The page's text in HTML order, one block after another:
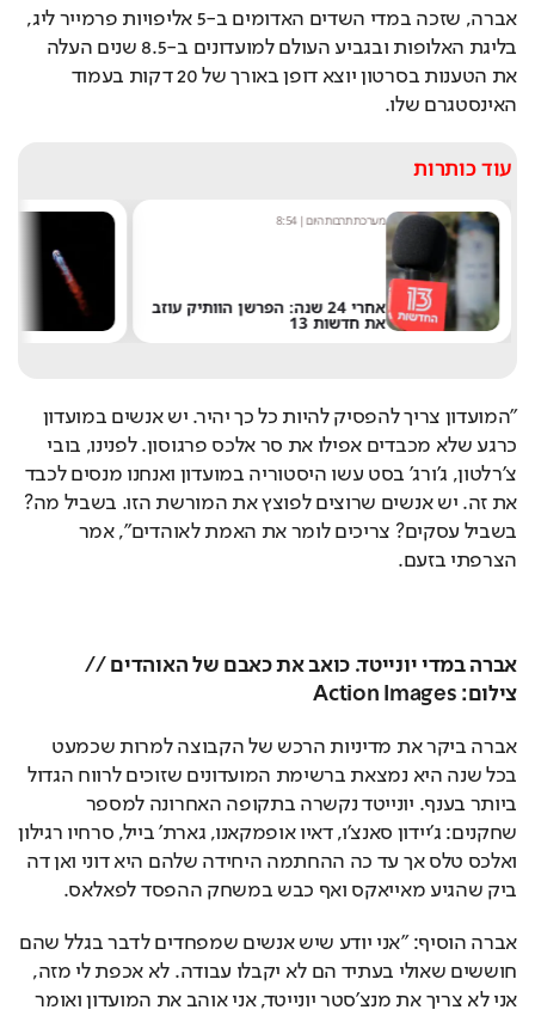
אברה, שזכה במדי השדים האדומים ב-5 אליפויות פרמייר ליג,
בליגת האלופות ובגביע העולם למועדונים ב-8.5 שנים העלה
את הטענות בסרטון יוצא דופן באורך של 20 דקות בעמוד
האינסטגרם שלו.
עוד כותרות
מערכת תרבות היום|
8:54
אחרי 24 שנה: הפרשן הוותיק עוזב
את חדשות 13
"המועדון צריך להפסיק להיות כל כך יהיר. יש אנשים במועדון
כרגע שלא מכבדים אפילו את סר אלכס פרגוסון. לפנינו, בובי
צ'רלטון, ג'ורג' בסט עשו היסטוריה במועדון ואנחנו מנסים לכבד
את זה. יש אנשים שרוצים לפוצץ את המורשת הזו. בשביל מה?
בשביל עסקים? צריכים לומר את האמת לאוהדים", אמר
הצרפתי בזעם.
אברה במדי יונייטד. כואב את כאבם של האוהדים //
צילום: Action Images
אברה ביקר את מדיניות הרכש של הקבוצה למרות שכמעט
בכל שנה היא נמצאת ברשימת המועדונים שזוכים לרווח הגדול
ביותר בענף. יונייטד נקשרה בתקופה האחרונה למספר
שחקנים: ג'יידון סאנצ'ו, דאיו אופמקאנו, גארת' בייל, סרחיו רגילון
ואלכס טלס אך עד כה ההחתמה היחידה שלהם היא דוני ואן דה
ביק שהגיע מאייאקס ואף כבש במשחק ההפסד לפאלאס.
אברה הוסיף: "אני יודע שיש אנשים שמפחדים לדבר בגלל שהם
חוששים שאולי בעתיד הם לא יקבלו עבודה. לא אכפת לי מזה,
אני לא צריך את מנצ'סטר יונייטד, אני אוהב את המועדון ואומר